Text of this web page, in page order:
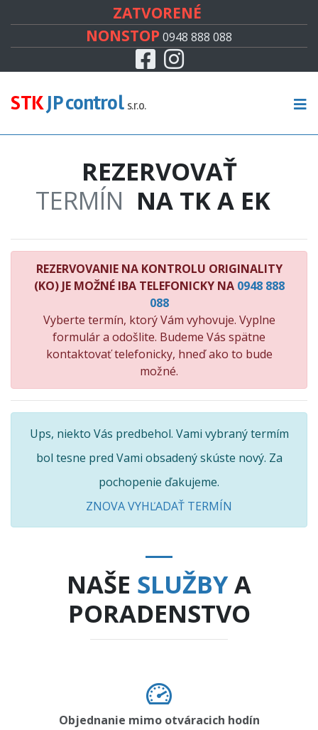
ZATVORENÉ
NONSTOP0948 888 088
FacebookInstagram
STKJP control s.r.o.
REZERVOVAŤ
TERMÍN NA TK A EK
REZERVOVANIE NA KONTROLU ORIGINALITY
(KO) JE MOŽNÉ IBA TELEFONICKY NA 0948 888
088
Vyberte termín, ktorý Vám vyhovuje. Vyplne
formulár a odošlite. Budeme Vás spätne
kontaktovať telefonicky, hneď ako to bude
možné.
Ups, niekto Vás predbehol. Vami vybraný termím
bol tesne pred Vami obsadený skúste nový. Za
pochopenie ďakujeme.
ZNOVA VYHĽADAŤ TERMÍN
NAŠE SLUŽBYA
PORADENSTVO
Objednanie mimo otváracich hodín
CENNÍK
KONTROLA ORIGINALITY
RECENZIE